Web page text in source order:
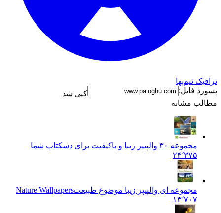
ترافیک نیم‌بها
پسورد فایل:
کپی شد
مطالب مشابه
مجموعه ۳۰ والپیپر زیبا و باکیفیت برای دسکتاپ شما
۲۴٬۳۷۵
مجموعه ای والپیپر زیبا موضوع طبیعتNature Wallpapers
۱۳٬۷۰۷